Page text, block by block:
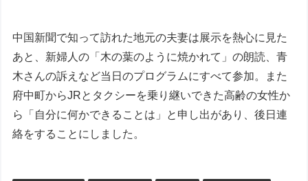
中国新聞で知って訪れた地元の夫妻は展示を熱心に見た
あと、新婦人の「木の葉のように焼かれて」の朗読、青
木さんの訴えなど当日のプログラムにすべて参加。また
府中町からJRとタクシーを乗り継いできた高齢の女性か
ら「自分に何かできることは」と申し出があり、後日連
絡をすることにしました。